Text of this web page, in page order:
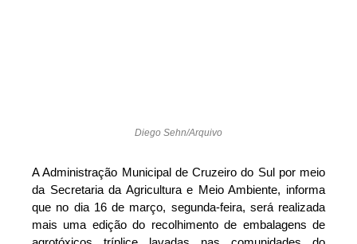
Diego Sehn/Arquivo
A Administração Municipal de Cruzeiro do Sul ​por meio
da Secretaria da Agricultura e Meio Ambiente, informa
que no dia 16 de março, segunda-feira, será realizada
mais uma edição do recolhimento de embalagens de